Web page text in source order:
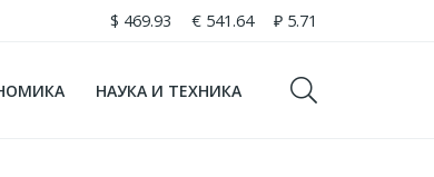
$ 469.93 € 541.64 ₽ 5.71
НАУКА И ТЕХНИКА